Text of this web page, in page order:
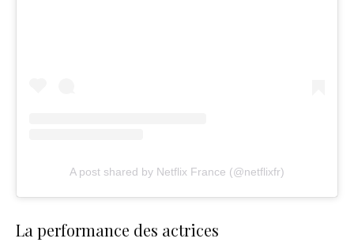
A post shared by Netflix France (@netflixfr)
La performance des actrices